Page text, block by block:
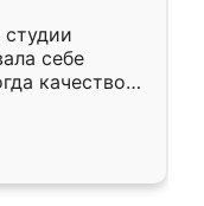
себе
качеством
уже почти